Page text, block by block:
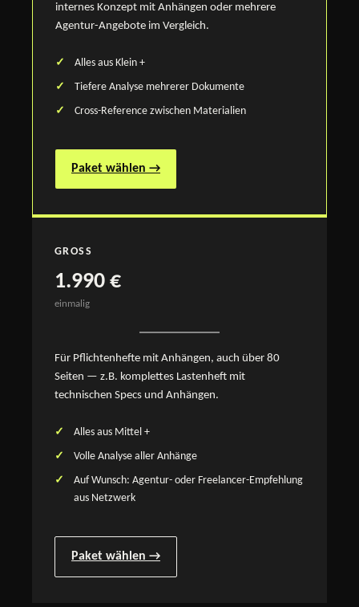
internes Konzept mit Anhängen oder mehrere
Agentur-Angebote im Vergleich.
Alles aus Klein +
Tiefere Analyse mehrerer Dokumente
Cross-Reference zwischen Materialien
Paket wählen →
GROSS
1.990 €
einmalig
Für Pflichtenhefte mit Anhängen, auch über 80
Seiten — z.B. komplettes Lastenheft mit
technischen Specs und Anhängen.
Alles aus Mittel +
Volle Analyse aller Anhänge
Auf Wunsch: Agentur- oder Freelancer-Empfehlung
aus Netzwerk
Paket wählen →